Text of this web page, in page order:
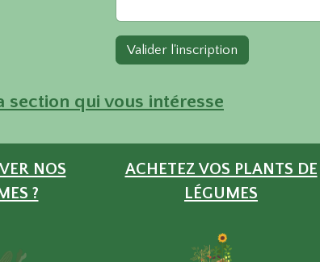
Valider l'inscription
section qui vous intéresse
NOS
?
ACHETEZ VOS PLANTS DE
LÉGUMES